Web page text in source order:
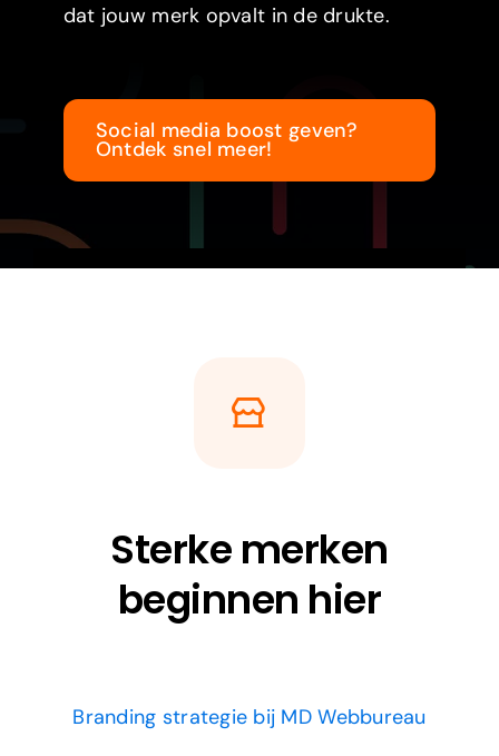
dat jouw merk opvalt in de drukte.
Social media boost geven?
Ontdek snel meer!
Sterke merken
beginnen hier
Branding strategie bij MD Webbureau